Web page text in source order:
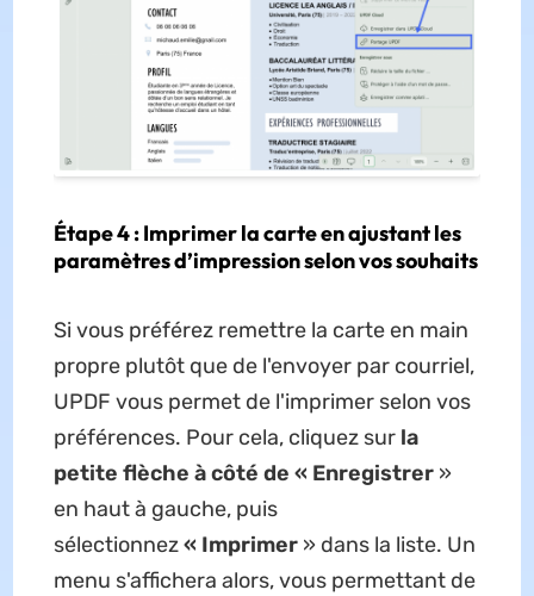
Étape 4 : Imprimer la carte en ajustant les
paramètres d’impression selon vos souhaits
Si vous préférez remettre la carte en main
propre plutôt que de l'envoyer par courriel,
UPDF vous permet de l'imprimer selon vos
préférences. Pour cela, cliquez sur la
petite flèche à côté de « Enregistrer»
en haut à gauche, puis
sélectionnez« Imprimer» dans la liste. Un
menu s'affichera alors, vous permettant de